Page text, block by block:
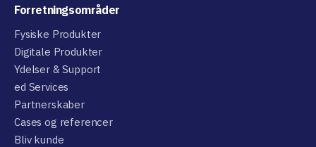
Forretningsområder
Fysiske Produkter
Digitale Produkter
Ydelser & Support
ed Services
Partnerskaber
Cases og referencer
Bliv kunde